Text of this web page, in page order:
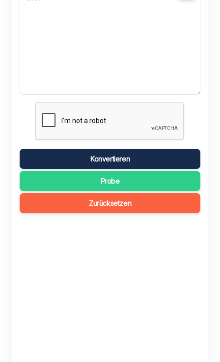
Konvertieren
Probe
Zurücksetzen